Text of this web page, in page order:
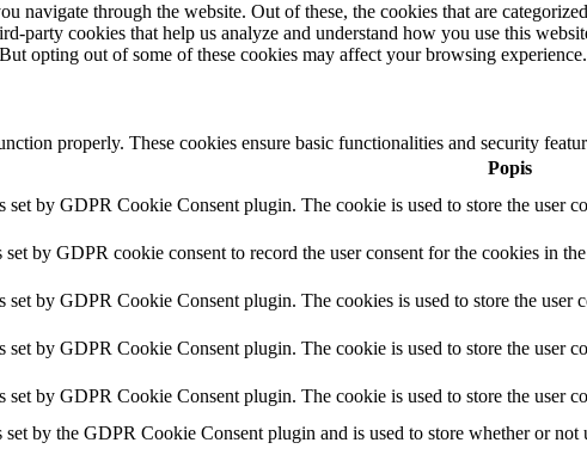
navigate through the website. Out of these, the cookies that are
party cookies that help us analyze and understand how you use this
opting out of some of these cookies may affect your browsing experience.
properly. These cookies ensure basic functionalities and security
Popis
set by GDPR Cookie Consent plugin. The cookie is used to store the user
set by GDPR cookie consent to record the user consent for the cookies in
set by GDPR Cookie Consent plugin. The cookies is used to store the user
set by GDPR Cookie Consent plugin. The cookie is used to store the user
set by GDPR Cookie Consent plugin. The cookie is used to store the user
by the GDPR Cookie Consent plugin and is used to store whether or not